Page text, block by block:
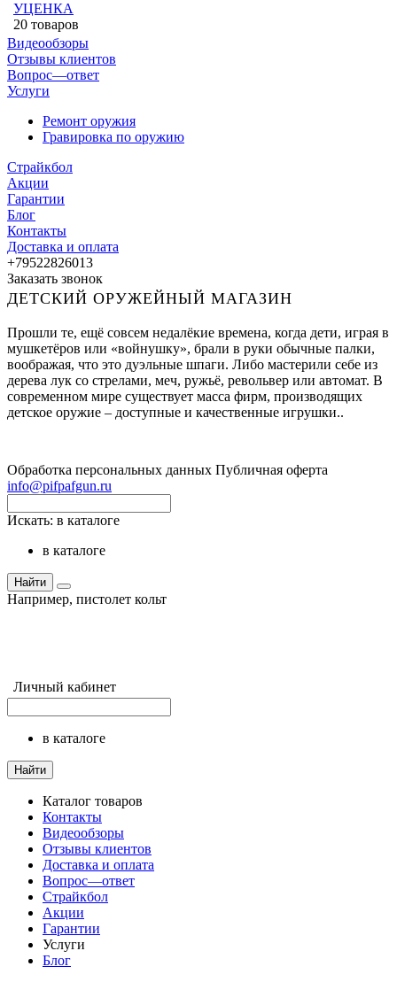
УЦЕНКА
20 товаров
Видеообзоры
Отзывы клиентов
Вопрос—ответ
Услуги
Ремонт оружия
Гравировка по оружию
Страйкбол
Акции
Гарантии
Блог
Контакты
Доставка и оплата
+79522826013
Заказать звонок
ДЕТСКИЙ ОРУЖЕЙНЫЙ МАГАЗИН
Прошли те, ещё совсем недалёкие времена, когда дети, играя в
мушкетёров или «войнушку», брали в руки обычные палки,
воображая, что это дуэльные шпаги. Либо мастерили себе из
дерева лук со стрелами, меч, ружьё, револьвер или автомат. В
современном мире существует масса фирм, производящих
детское оружие – доступные и качественные игрушки..
Обработка персональных данных Публичная оферта
info@pifpafgun.ru
Искать: в каталоге
в каталоге
Найти
Например, пистолет кольт
Личный кабинет
в каталоге
Найти
Каталог товаров
Контакты
Видеообзоры
Отзывы клиентов
Доставка и оплата
Вопрос—ответ
Страйкбол
Акции
Гарантии
Услуги
Блог